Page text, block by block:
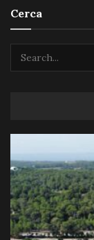
Cerca